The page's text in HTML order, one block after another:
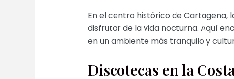
En el centro histórico de Cartagena,
disfrutar de la vida nocturna. Aquí
en un ambiente más tranquilo y
Discotecas en la